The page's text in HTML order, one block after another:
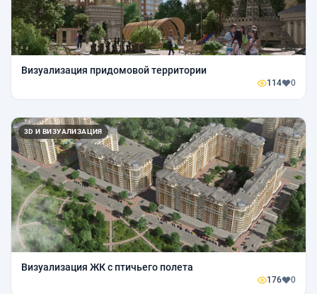
Визуализация придомовой территории
114 0
3D И ВИЗУАЛИЗАЦИЯ
Визуализация ЖК с птичьего полета
176 0